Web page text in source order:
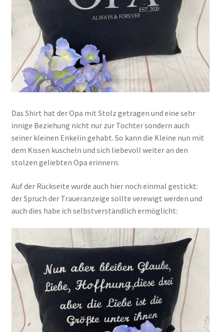
Das Shirt hat der Opa mit Stolz getragen und eine sehr
innige Beziehung nicht nur zur Tochter sondern auch
seiner kleinen Enkelin gehabt. So kann die Kleine nun mit
dem Kissen kuscheln und sich liebevoll weiter an den
stolzen geliebten Opa erinnern.
Auf der Rückseite wurde auch hier noch einmal gestickt:
der Spruch der Traueranzeige sollte verewigt werden und
auch dies habe ich selbstverständlich ermöglicht: